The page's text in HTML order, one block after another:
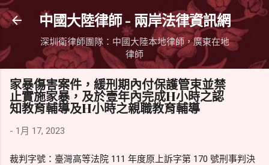
跳到主要內容
中國大陸律師 - 兩岸法律資訊網
深圳衛律師團隊：中國大陸本地律師，廣東在地
律師
家暴傷害案件，緩刑期內付保護管束並禁
止實施家暴，及於壹年內完成H小時之認
知教育輔導及H小時之親職教育輔導
- 1月 17, 2023
裁判字號：臺灣高等法院 111 年度原上訴字第 170 號刑事判決